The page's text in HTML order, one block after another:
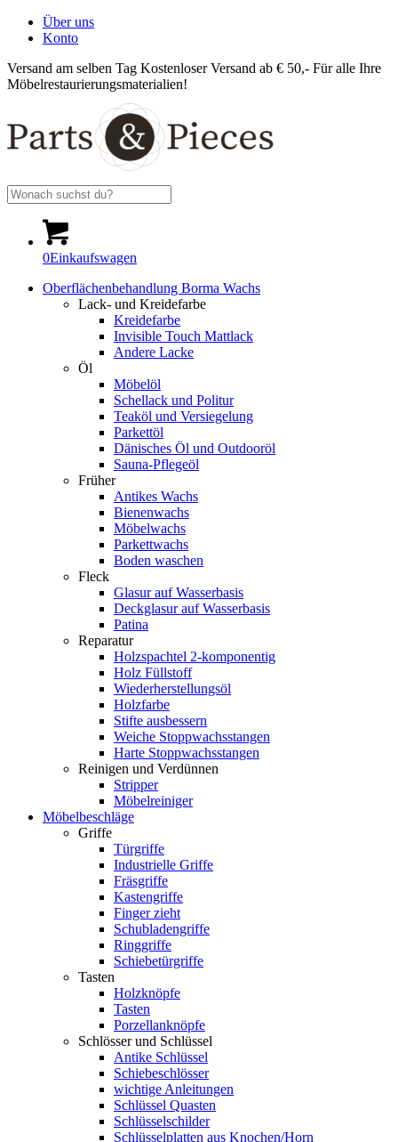
Über uns
Konto
Versand am selben Tag Kostenloser Versand ab € 50,- Für alle Ihre
Möbelrestaurierungsmaterialien!
0Einkaufswagen
Oberflächenbehandlung Borma Wachs
Lack- und Kreidefarbe
Kreidefarbe
Invisible Touch Mattlack
Andere Lacke
Öl
Möbelöl
Schellack und Politur
Teaköl und Versiegelung
Parkettöl
Dänisches Öl und Outdooröl
Sauna-Pflegeöl
Früher
Antikes Wachs
Bienenwachs
Möbelwachs
Parkettwachs
Boden waschen
Fleck
Glasur auf Wasserbasis
Deckglasur auf Wasserbasis
Patina
Reparatur
Holzspachtel 2-komponentig
Holz Füllstoff
Wiederherstellungsöl
Holzfarbe
Stifte ausbessern
Weiche Stoppwachsstangen
Harte Stoppwachsstangen
Reinigen und Verdünnen
Stripper
Möbelreiniger
Möbelbeschläge
Griffe
Türgriffe
Industrielle Griffe
Fräsgriffe
Kastengriffe
Finger zieht
Schubladengriffe
Ringgriffe
Schiebetürgriffe
Tasten
Holzknöpfe
Tasten
Porzellanknöpfe
Schlösser und Schlüssel
Antike Schlüssel
Schiebeschlösser
wichtige Anleitungen
Schlüssel Quasten
Schlüsselschilder
Schlüsselplatten aus Knochen/Horn